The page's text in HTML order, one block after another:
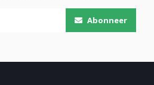
Abonneer